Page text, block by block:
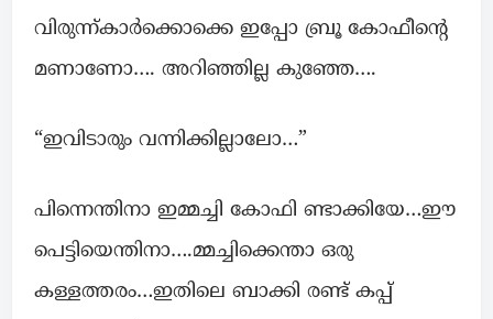
വിരുന്ന്കാർക്കൊക്കെ ഇപ്പോ ബ്രൂ കോഫീൻ്റെ
മണാണോ…. അറിഞ്ഞില്ല കുഞ്ഞേ….
“ഇവിടാരും വന്നിക്കില്ലാലോ…”
പിന്നെന്തിനാ ഇമ്മച്ചി കോഫി ണ്ടാക്കിയേ…ഈ
പെട്ടിയെന്തിനാ….മ്മച്ചിക്കെന്താ ഒരു
കള്ളത്തരം…ഇതിലെ ബാക്കി രണ്ട് കപ്പ്